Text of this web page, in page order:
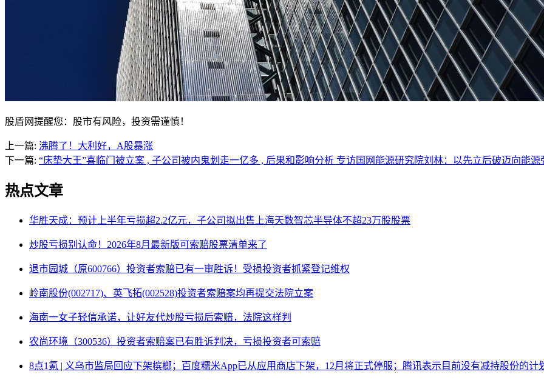
股盾网提醒您：股市有风险，投资需谨慎！
上一篇: 沸腾了！大利好，A股暴涨
下一篇: “床垫大王”喜临门被立案 , 子公司被内鬼划走一亿多 , 后果和影响分析 专访国网能源研究院刘林：以先立后破迈向能源
热点文章
华胜天成：预计上半年亏损超2.2亿元，子公司拟出售上海天数智芯半导体不超23万股股票
炒股亏损别认命！2026年8月最新版可索赔股票清单来了
退市园城（原600766）投资者索赔已有一审胜诉！受损投资者抓紧登记维权
岭南股份(002717)、英飞拓(002528)投资者索赔案均再提交法院立案
海南一女子轻信承诺，让好友代炒股亏损后索赔，法院这样判
农尚环境（300536）投资者索赔案已有胜诉判决，亏损投资者可索赔
8点1氪 | 义乌市监局回应下架槟榔；百度糯米App已从应用商店下架，12月将正式停服；腾讯表示目前没有减持股份的计